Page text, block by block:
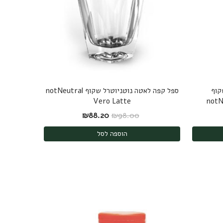
ספל קפה לאטה נוטניוטרל שקוף notNeutral
Vero Latte
₪98.00 המחיר המקורי היה: ₪98.00.
₪88.20 המחיר הנוכחי הוא: ₪88.20.
הוספה לסל